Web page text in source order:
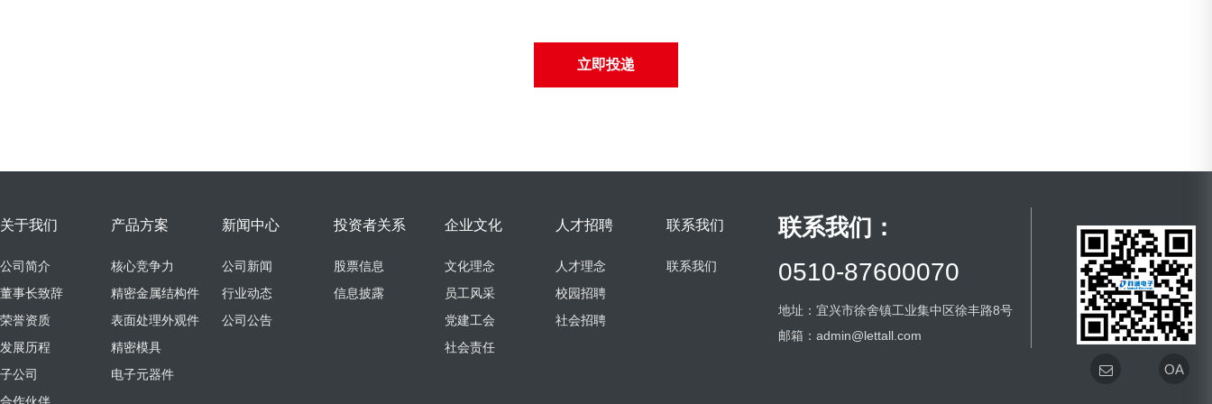
立即投递
OA
联系我们：
0510-87600070
地址：宜兴市徐舍镇工业集中区徐丰路8号
邮箱：admin@lettall.com
关于我们
公司简介
董事长致辞
荣誉资质
发展历程
子公司
产品方案
核心竞争力
精密金属结构件
表面处理外观件
精密模具
电子元器件
新闻中心
公司新闻
行业动态
公司公告
投资者关系
股票信息
信息披露
企业文化
文化理念
员工风采
党建工会
社会责任
人才招聘
人才理念
校园招聘
社会招聘
联系我们
联系我们